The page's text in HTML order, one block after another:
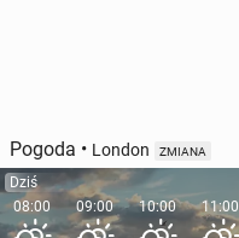
Pogoda • London ZMIANA
Dziś
08:00
09:00 10:00 11:00